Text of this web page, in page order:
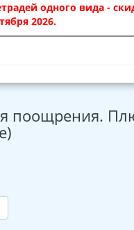
одного вида -
2026.
поощрения.